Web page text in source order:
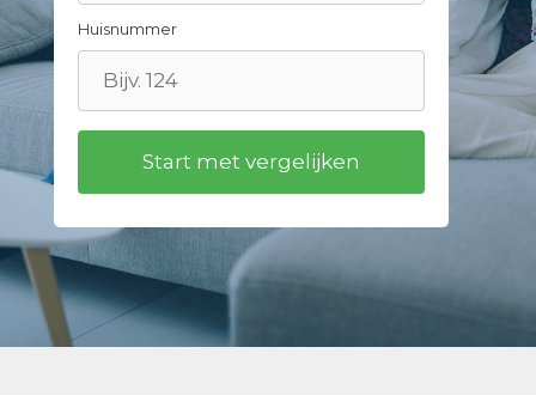
Huisnummer